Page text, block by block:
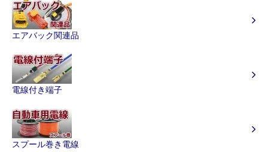
エアバック関連品
電線付き端子
スプール巻き電線